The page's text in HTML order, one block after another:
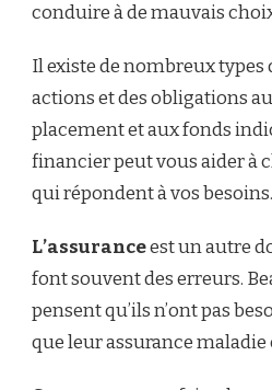
conduire à de mauvais
Il existe de nombreux types
actions et des obligations
placement et aux fonds
financier peut vous aider à
qui répondent à vos besoins.
L’assuranceest un autre
font souvent des erreurs.
pensent qu’ils n’ont pas
que leur assurance